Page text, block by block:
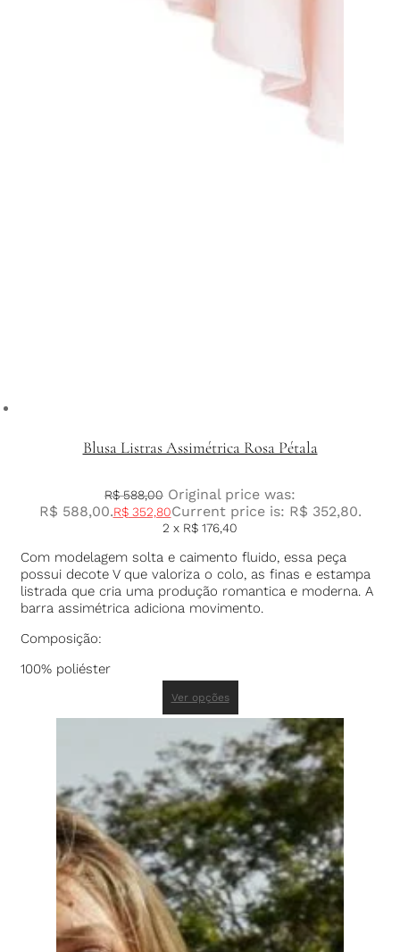
Blusa Listras Assimétrica Rosa Pétala
R$588,00 Original price was:
R$ 588,00.R$352,80Current price is: R$ 352,80.
2 x R$ 176,40
Com modelagem solta e caimento fluido, essa peça
possui decote V que valoriza o colo, as finas e estampa
listrada que cria uma produção romantica e moderna. A
barra assimétrica adiciona movimento.
Composição:
100% poliéster
Ver opções